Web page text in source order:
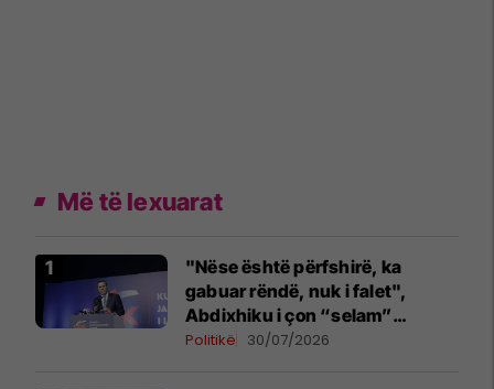
Më të lexuarat
"Nëse është përfshirë, ka
gabuar rëndë, nuk i falet",
Abdixhiku i çon “selam”
Përparim Ramës
Politikë 30/07/2026